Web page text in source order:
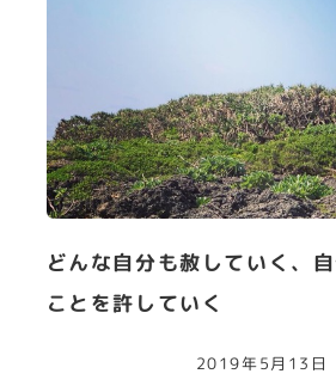
どんな自分も赦していく、
ことを許していく
2019年5月13日